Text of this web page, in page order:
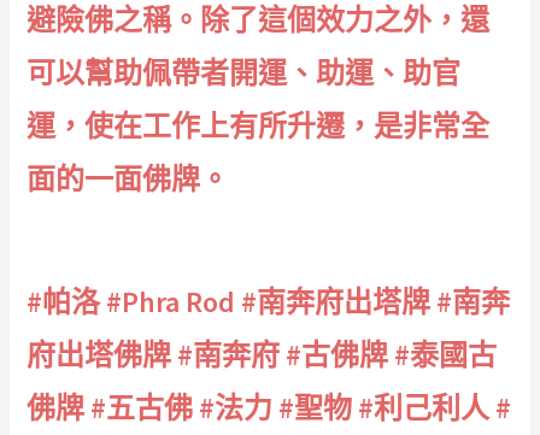
避險佛之稱。除了這個效力之外，還
可以幫助佩帶者開運、助運、助官
運，使在工作上有所升遷，是非常全
面的一面佛牌。
#帕洛 #Phra Rod #南奔府出塔牌 #南奔
府出塔佛牌 #南奔府 #古佛牌 #泰國古
佛牌 #五古佛 #法力 #聖物 #利己利人 #